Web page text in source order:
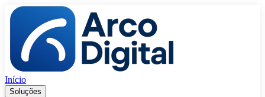
Pular para o conteúdo
Início
Soluções